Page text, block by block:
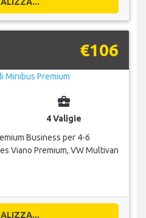
€106
business_center
4 Valigie
Business per 4-6
Viano Premium, VW Multivan